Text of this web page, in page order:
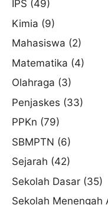
IPS (49)
Kimia (9)
Mahasiswa (2)
Matematika (4)
Olahraga (3)
Penjaskes (33)
PPKn (79)
SBMPTN (6)
Sejarah (42)
Sekolah Dasar (35)
Sekolah Menengah